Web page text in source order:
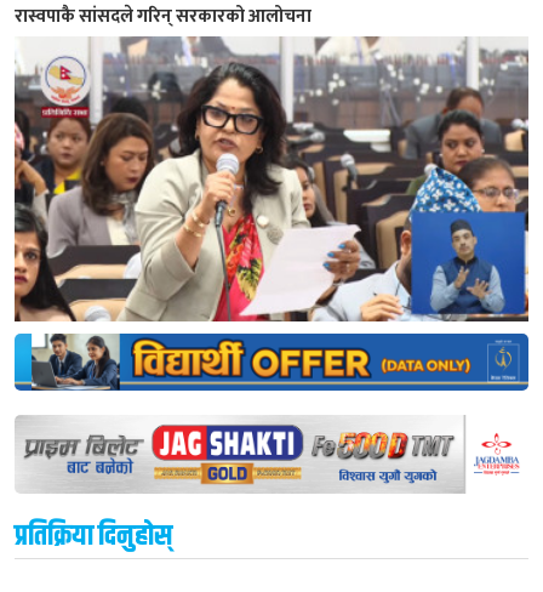
रास्वपाकै सांसदले गरिन् सरकारको आलोचना
प्रतिक्रिया दिनुहोस्